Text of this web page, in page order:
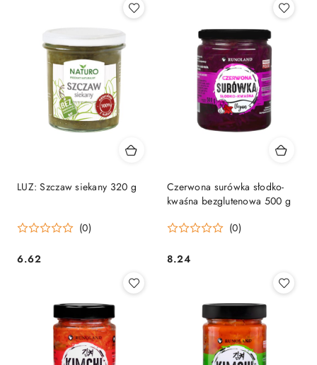
LUZ: Szczaw siekany 320 g
(0)
Cena:
6.62
Czerwona surówka słodko-
kwaśna bezglutenowa 500 g
(0)
Cena:
8.24